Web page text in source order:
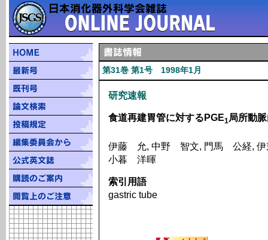
第31巻 第1号 1998年1月
研究速報
食道再建胃管に対するPGE1局所動
伊藤 允, 中野 智文, 門馬 公経,
小暮 洋暉
索引用語
gastric tube